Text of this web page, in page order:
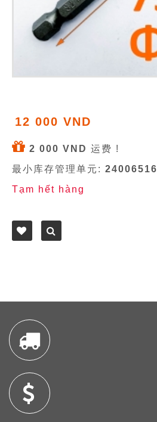
12 000 VND
2 000 VND 运费 !
最小库存管理单元: 24006516
Tạm hết hàng